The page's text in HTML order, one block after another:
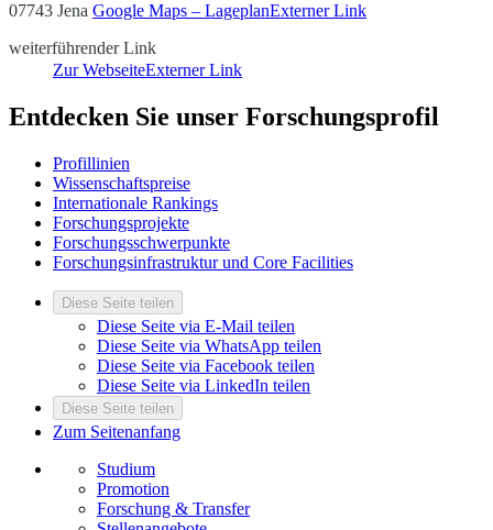
07743 Jena Google Maps – LageplanExterner Link
weiterführender Link
Zur WebseiteExterner Link
Entdecken Sie unser Forschungsprofil
Profillinien
Wissenschaftspreise
Internationale Rankings
Forschungsprojekte
Forschungsschwerpunkte
Forschungsinfrastruktur und Core Facilities
Diese Seite teilen
Diese Seite via E-Mail teilen
Diese Seite via WhatsApp teilen
Diese Seite via Facebook teilen
Diese Seite via LinkedIn teilen
Diese Seite teilen
Zum Seitenanfang
Studium
Promotion
Forschung & Transfer